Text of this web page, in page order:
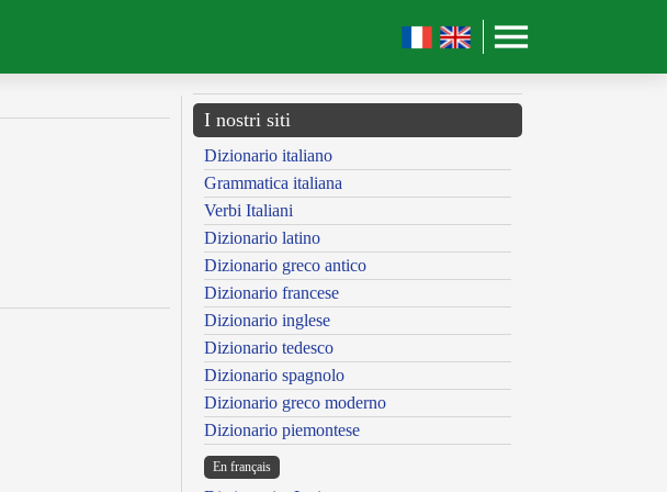
I nostri siti
Dizionario italiano
Grammatica italiana
Verbi Italiani
Dizionario latino
Dizionario greco antico
Dizionario francese
Dizionario inglese
Dizionario tedesco
Dizionario spagnolo
Dizionario greco moderno
Dizionario piemontese
En français